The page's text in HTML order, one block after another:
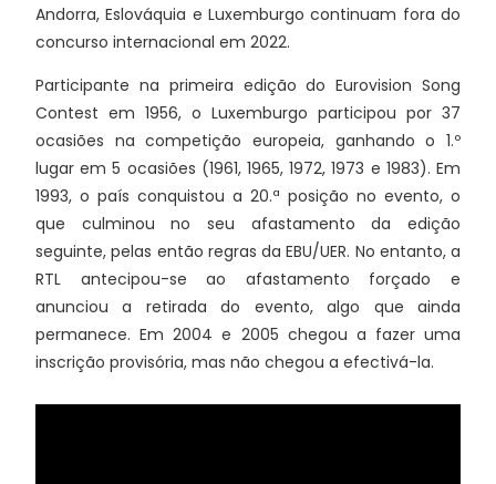
Andorra, Eslováquia e Luxemburgo continuam fora do
concurso internacional em 2022.
Participante na primeira edição do Eurovision Song
Contest em 1956, o Luxemburgo participou por 37
ocasiões na competição europeia, ganhando o 1.º
lugar em 5 ocasiões (1961, 1965, 1972, 1973 e 1983). Em
1993, o país conquistou a 20.ª posição no evento, o
que culminou no seu afastamento da edição
seguinte, pelas então regras da EBU/UER. No entanto, a
RTL antecipou-se ao afastamento forçado e
anunciou a retirada do evento, algo que ainda
permanece. Em 2004 e 2005 chegou a fazer uma
inscrição provisória, mas não chegou a efectivá-la.